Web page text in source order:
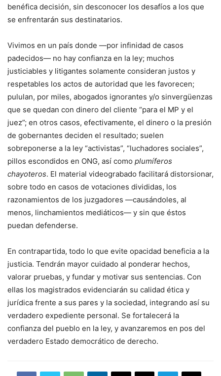
benéfica decisión, sin desconocer los desafíos a los que
se enfrentarán sus destinatarios.
Vivimos en un país donde —por infinidad de casos
padecidos— no hay confianza en la ley; muchos
justiciables y litigantes solamente consideran justos y
respetables los actos de autoridad que les favorecen;
pululan, por miles, abogados ignorantes y/o sinvergüenzas
que se quedan con dinero del cliente “para el MP y el
juez”; en otros casos, efectivamente, el dinero o la presión
de gobernantes deciden el resultado; suelen
sobreponerse a la ley “activistas”, “luchadores sociales”,
pillos escondidos en ONG, así como plumíferos
chayoteros. El material videograbado facilitará distorsionar,
sobre todo en casos de votaciones divididas, los
razonamientos de los juzgadores —causándoles, al
menos, linchamientos mediáticos— y sin que éstos
puedan defenderse.
En contrapartida, todo lo que evite opacidad beneficia a la
justicia. Tendrán mayor cuidado al ponderar hechos,
valorar pruebas, y fundar y motivar sus sentencias. Con
ellas los magistrados evidenciarán su calidad ética y
jurídica frente a sus pares y la sociedad, integrando así su
verdadero expediente personal. Se fortalecerá la
confianza del pueblo en la ley, y avanzaremos en pos del
verdadero Estado democrático de derecho.